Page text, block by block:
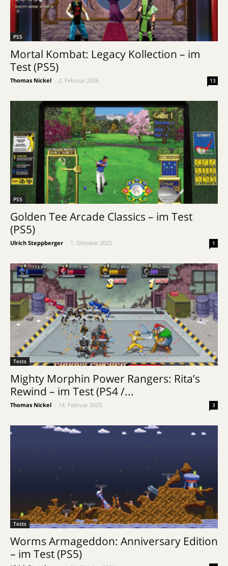
PS5
Mortal Kombat: Legacy Kollection – im
Test (PS5)
Thomas Nickel 2. Februar 2026 13
PS5
Golden Tee Arcade Classics – im Test
(PS5)
Ulrich Steppberger 1. Oktober 2025 1
Tests
Mighty Morphin Power Rangers: Rita’s
Rewind – im Test (PS4 /...
Thomas Nickel 14. Februar 2025 3
Tests
Worms Armageddon: Anniversary Edition
– im Test (PS5)